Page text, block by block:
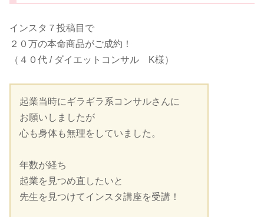
インスタ７投稿目で
２０万の本命商品がご成約！
（４０代 / ダイエットコンサル K様）
起業当時にギラギラ系コンサルさんに
お願いしましたが
心も身体も無理をしていました。
年数が経ち
起業を見つめ直したいと
先生を見つけてインスタ講座を受講！